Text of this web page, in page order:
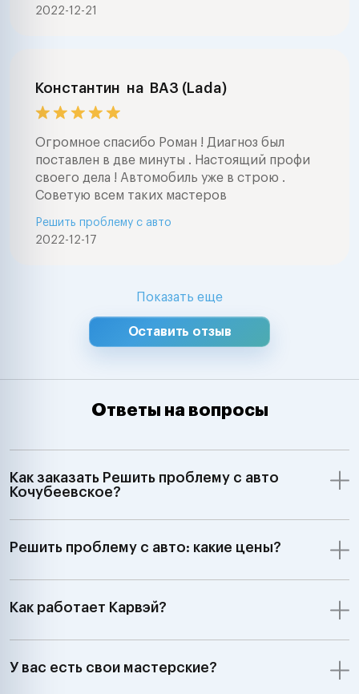
2022-12-21
Константин на ВАЗ (Lada)
Огромное спасибо Роман ! Диагноз был
поставлен в две минуты . Настоящий профи
своего дела ! Автомобиль уже в строю .
Советую всем таких мастеров
2022-12-17
Решить проблему с авто
Показать еще
Оставить отзыв
Ответы на вопросы
Как заказать Решить проблему с авто
Кочубеевское?
Решить проблему с авто: какие цены?
Как работает Карвэй?
У вас есть свои мастерские?